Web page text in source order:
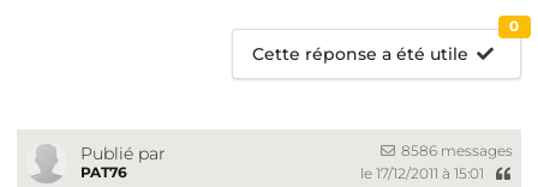
Cette réponse a été utile
0
Publié par
PAT76
8586 messages
le 17/12/2011 à 15:01